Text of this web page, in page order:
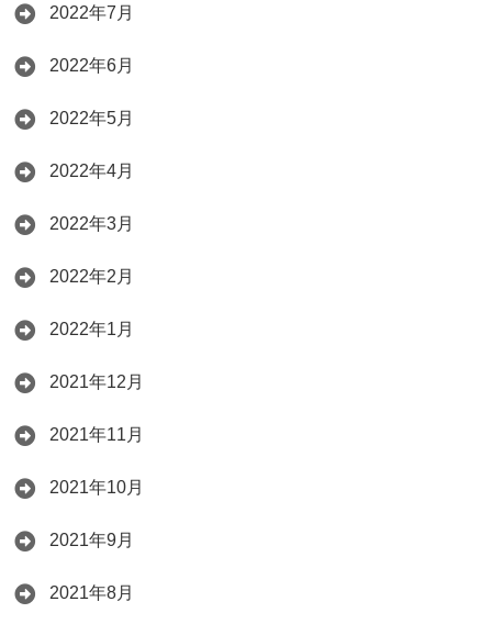
2022年7月
2022年6月
2022年5月
2022年4月
2022年3月
2022年2月
2022年1月
2021年12月
2021年11月
2021年10月
2021年9月
2021年8月